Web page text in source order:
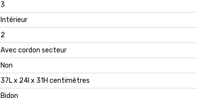
3
Intérieur
2
Avec cordon secteur
Non
37L x 24l x 31H centimètres
Bidon